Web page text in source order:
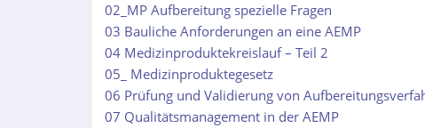
02_MP Aufbereitung spezielle Fragen
03 Bauliche Anforderungen an eine AEMP
04 Medizinproduktekreislauf – Teil 2
05_ Medizinproduktegesetz
06 Prüfung und Validierung von
07 Qualitätsmanagement in der AEMP